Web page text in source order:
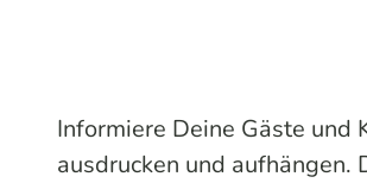
Informiere Deine Gäste und
ausdrucken und